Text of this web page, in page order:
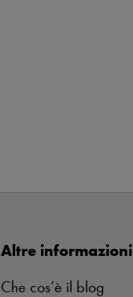
Altre informazioni
Che cos’è il blog